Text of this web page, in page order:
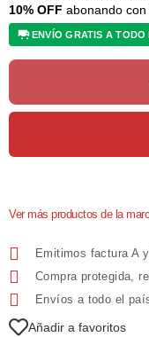
10% OFF abonando con
ENVÍO GRATIS A TODO
Ver más productos de la
Emitimos factura A
Compra protegida,
Envíos a todo el
Añadir a favoritos